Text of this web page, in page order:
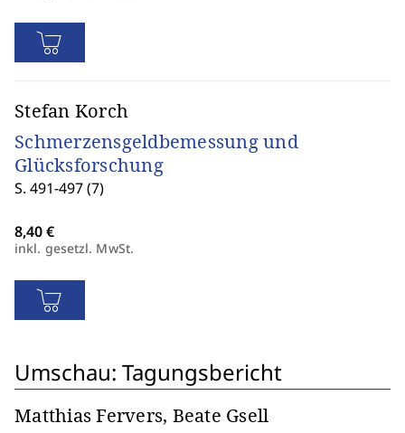
Stefan Korch
Schmerzensgeldbemessung und
Glücksforschung
S. 491-497 (7)
inkl. gesetzl. MwSt.
Umschau: Tagungsbericht
Matthias Fervers, Beate Gsell